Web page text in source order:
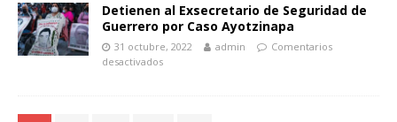
Detienen al Exsecretario de Seguridad de
Guerrero por Caso Ayotzinapa
31 octubre, 2022 admin
Comentarios
desactivados